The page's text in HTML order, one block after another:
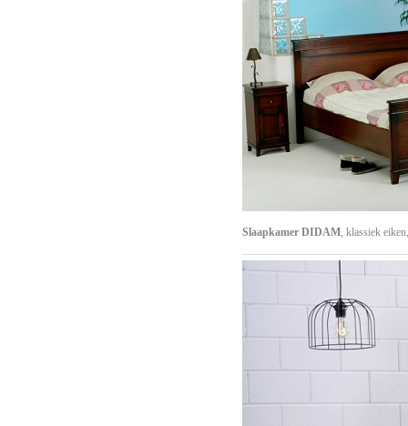
Slaapkamer DIDAM, klassiek